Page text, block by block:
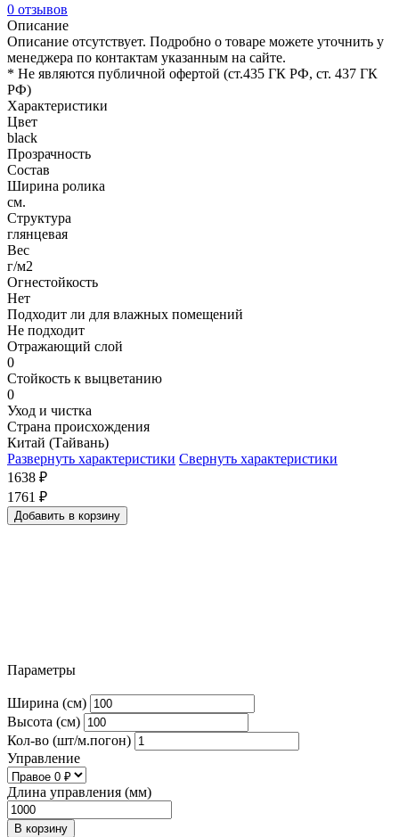
0 отзывов
Описание
Описание отсутствует. Подробно о товаре можете уточнить у
менеджера по контактам указанным на сайте.
* Не являются публичной офертой (ст.435 ГК РФ, cт. 437 ГК
РФ)
Характеристики
Цвет
black
Прозрачность
Состав
Ширина ролика
см.
Структура
глянцевая
Вес
г/м2
Огнестойкость
Нет
Подходит ли для влажных помещений
Не подходит
Отражающий слой
0
Стойкость к выцветанию
0
Уход и чистка
Страна происхождения
Китай (Тайвань)
Развернуть характеристики Свернуть характеристики
1638 ₽
1761 ₽
Добавить в корзину
Параметры
Ширина (см)
Высота (см)
Кол-во (шт/м.погон)
Управление
Длина управления (мм)
В корзину